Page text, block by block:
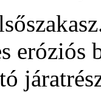
eróziós